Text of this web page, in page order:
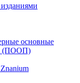
основные
(ПООП)